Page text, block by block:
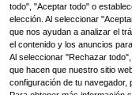
todo", "Aceptar todo" o
elección. Al seleccionar
que nos ayudan a analizar el
el contenido y los anuncios
Al seleccionar "Rechazar
que hacen que nuestro sitio
configuración de tu navegador,